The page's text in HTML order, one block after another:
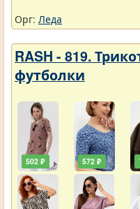
Орг: Леда
RASH - 819.
футболки
502 ₽ 572 ₽